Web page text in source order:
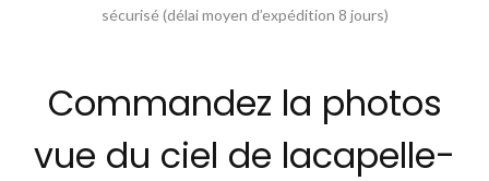
sécurisé (délai moyen d’expédition 8 jours)
Commandez la photos
vue du ciel de lacapelle-